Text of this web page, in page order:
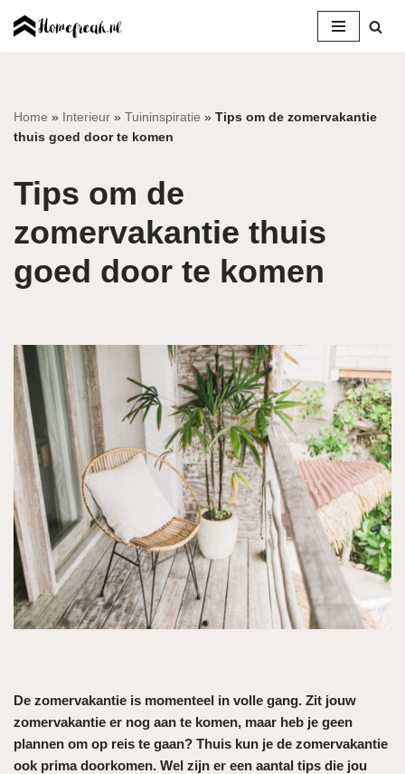
inhoud
Home » Interieur » Tuininspiratie » Tips om de zomervakantie
thuis goed door te komen
Tips om de
zomervakantie thuis
goed door te komen
De zomervakantie is momenteel in volle gang. Zit jouw
zomervakantie er nog aan te komen, maar heb je geen
plannen om op reis te gaan? Thuis kun je de zomervakantie
ook prima doorkomen. Wel zijn er een aantal tips die jou